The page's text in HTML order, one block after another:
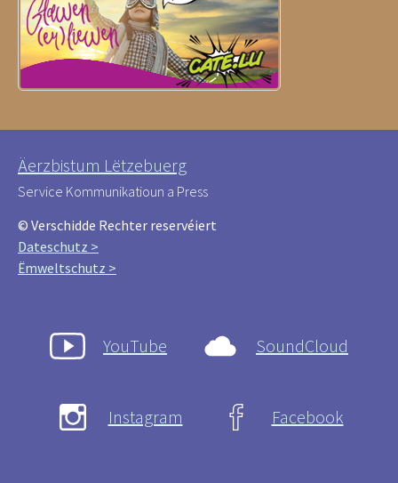
Äerzbistum Lëtzebuerg
Service Kommunikatioun a Press
© Verschidde Rechter reservéiert
Dateschutz >
Ëmweltschutz >
YouTube SoundCloud
Instagram Facebook